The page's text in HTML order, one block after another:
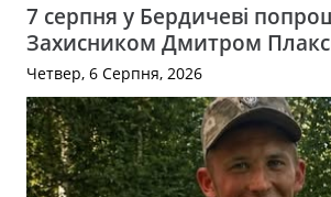
7 серпня у Бердичеві
Захисником Дмитром
Четвер, 6 Серпня, 2026